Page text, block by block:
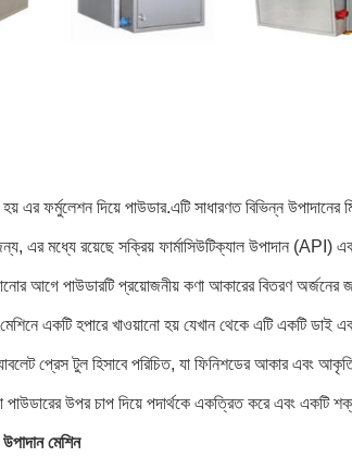
হয় এর ফর্মুলেশন দিয়ে পাউডার.এটি সাধারণত বিভিন্ন উপাদানের
এর মধ্যে রয়েছে সক্রিয় ফার্মাসিউটিক্যাল উপাদান (API)
আগে পাউডারটি প্রয়োজনীয় কণা আকারের বিতরণ অর্জনের
একটি হপারে খাওয়ানো হয় যেখান থেকে এটি একটি ডাই
প্রেস টুল হিসাবে পরিচিত, যা ফিনিশডের আকার এবং
উপর চাপ দিয়ে পদার্থকে একত্রিত করে এবং একটি
মেশিন